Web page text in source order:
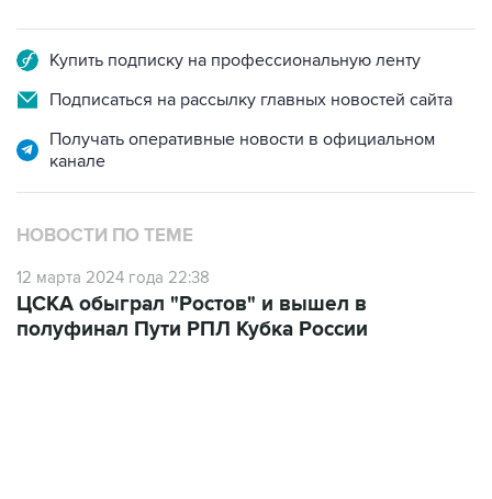
Купить подписку на профессиональную ленту
Подписаться на рассылку главных новостей сайта
Получать оперативные новости в официальном
канале
НОВОСТИ ПО ТЕМЕ
12 марта 2024 года 22:38
ЦСКА обыграл "Ростов" и вышел в
полуфинал Пути РПЛ Кубка России